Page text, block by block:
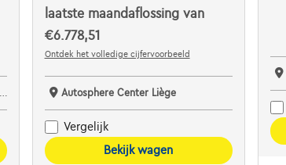
laatste maandaflossing van
€6.778,51
Ontdek het volledige cijfervoorbeeld
Autosphere Center Liège
Vergelijk
Bekijk wagen